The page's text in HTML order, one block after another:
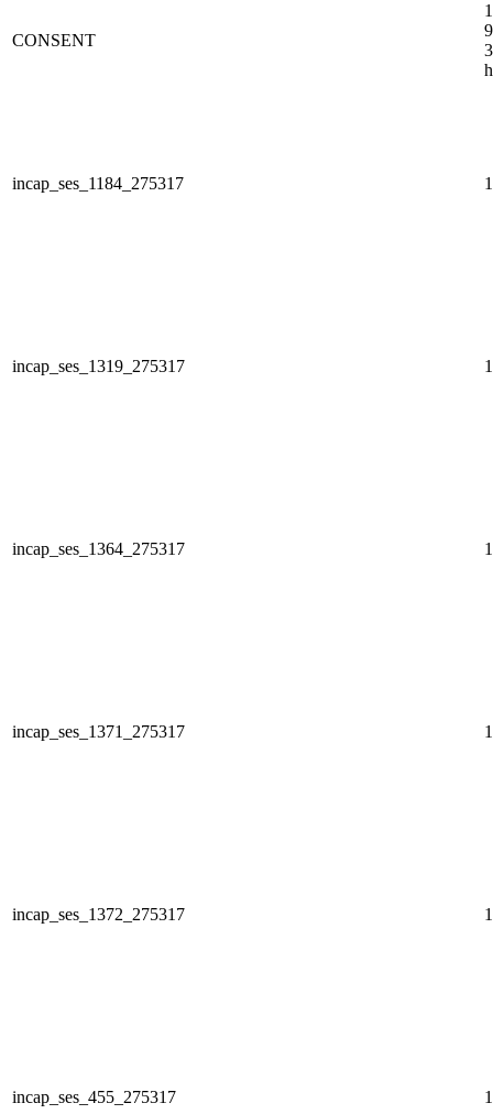
CONSENT
incap_ses_1184_275317
incap_ses_1319_275317
incap_ses_1364_275317
incap_ses_1371_275317
incap_ses_1372_275317
incap_ses_455_275317